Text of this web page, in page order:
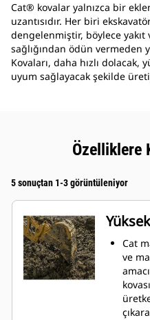
Cat® kovalar yalnızca bir
uzantısıdır. Her biri
dengelenmiştir, böylece
sağlığından ödün vermeden
Kovaları, daha hızlı
uyum sağlayacak şekilde
Özelliklere
5 sonuçtan 1-3 görüntüleniyor
Cat
ve